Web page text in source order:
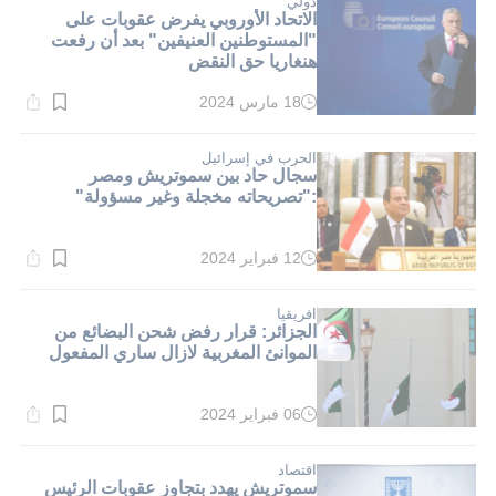
الاتحاد الأوروبي يفرض عقوبات على
"المستوطنين العنيفين" بعد أن رفعت
هنغاريا حق النقض
وقت
دقيقة.
18 مارس 2024
الحرب في إسرائيل
سجال حاد بين سموتريش ومصر
:"تصريحاته مخجلة وغير مسؤولة"
وقت
دقيقة.
12 فبراير 2024
افريقيا
الجزائر: قرار رفض شحن البضائع من
الموانئ المغربية لازال ساري المفعول
وقت
دقيقة.
06 فبراير 2024
اقتصاد
سموتريش يهدد بتجاوز عقوبات الرئيس